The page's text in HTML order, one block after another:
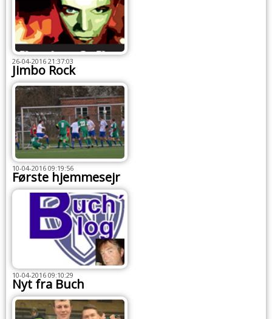
26-04-2016 21:37:03
Jimbo Rock
10-04-2016 09:19:56
Første hjemmesejr
10-04-2016 09:10:29
Nyt fra Buch